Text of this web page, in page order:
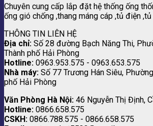
Chuyên cung cấp lắp đặt hệ thống ống
ống gió chống ,thang máng cáp ,tủ điện ,tủ
THÔNG TIN LIÊN HỆ
Địa chỉ: Số 28 đường Bạch Năng Thi,
Thành phố Hải Phòng
Hotline: 0963.953.575 - 0963.653.575
Nhà máy: Số 77 Trương Hán Siêu,
phố Hải Phòng
Văn Phòng Hà Nội: 46 Nguyễn Thị Định,
Hotline: 0866.658.575
CSKH: 0866.788.575 - 0866.658.575